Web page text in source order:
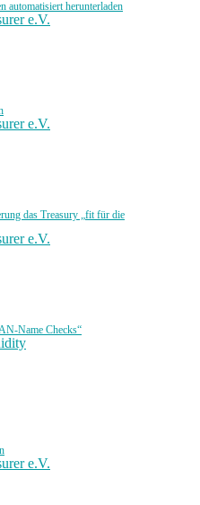
automatisiert herunterladen
e.V.
e.V.
das Treasury „fit für die
e.V.
Name Checks“
e.V.